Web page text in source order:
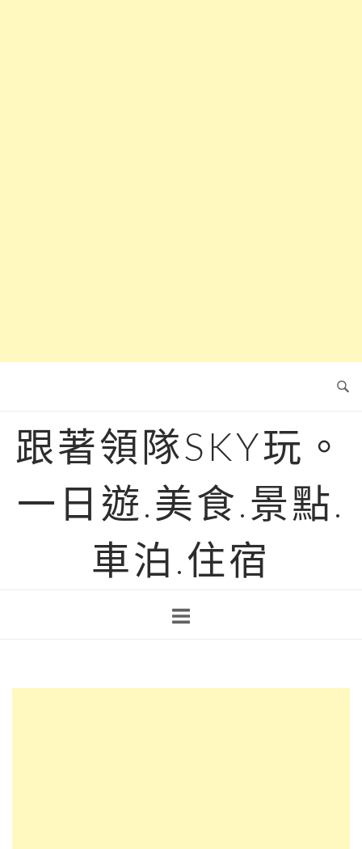
跟著領隊SKY玩。
一日遊.美食.景點.
車泊.住宿